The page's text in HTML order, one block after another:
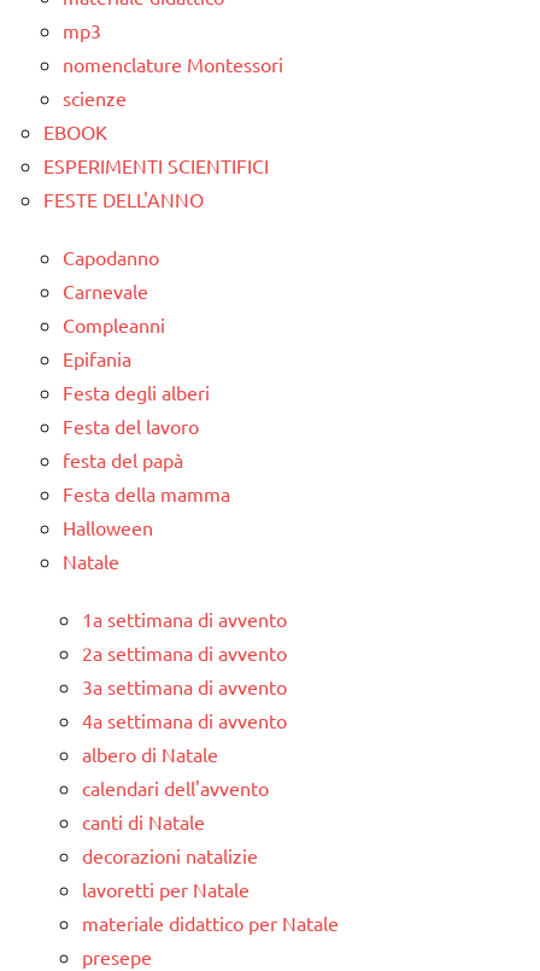
mp3
nomenclature Montessori
scienze
EBOOK
ESPERIMENTI SCIENTIFICI
FESTE DELL'ANNO
Capodanno
Carnevale
Compleanni
Epifania
Festa degli alberi
Festa del lavoro
festa del papà
Festa della mamma
Halloween
Natale
1a settimana di avvento
2a settimana di avvento
3a settimana di avvento
4a settimana di avvento
albero di Natale
calendari dell'avvento
canti di Natale
decorazioni natalizie
lavoretti per Natale
materiale didattico per Natale
presepe